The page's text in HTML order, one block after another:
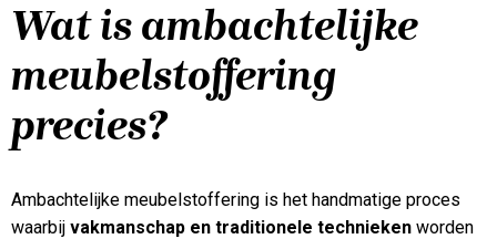
Wat is ambachtelijke
meubelstoffering
precies?
Ambachtelijke meubelstoffering is het handmatige proces
waarbij vakmanschap en traditionele technieken worden